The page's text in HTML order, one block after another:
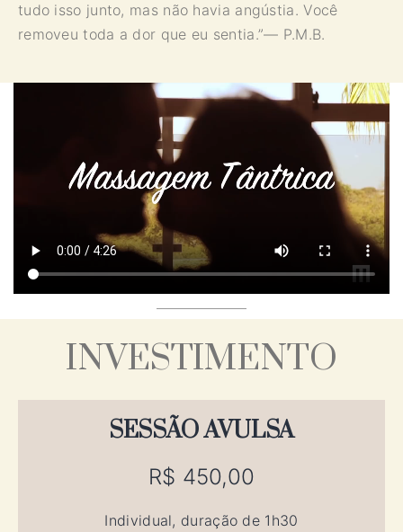
tudo isso junto, mas não havia angústia. Você
removeu toda a dor que eu sentia.”— P.M.B.
INVESTIMENTO
SESSÃO AVULSA
R$ 450,00
Individual, duração de 1h30